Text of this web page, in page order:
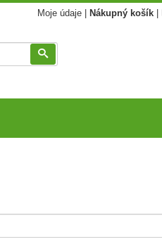
Moje údaje Nákupný košík